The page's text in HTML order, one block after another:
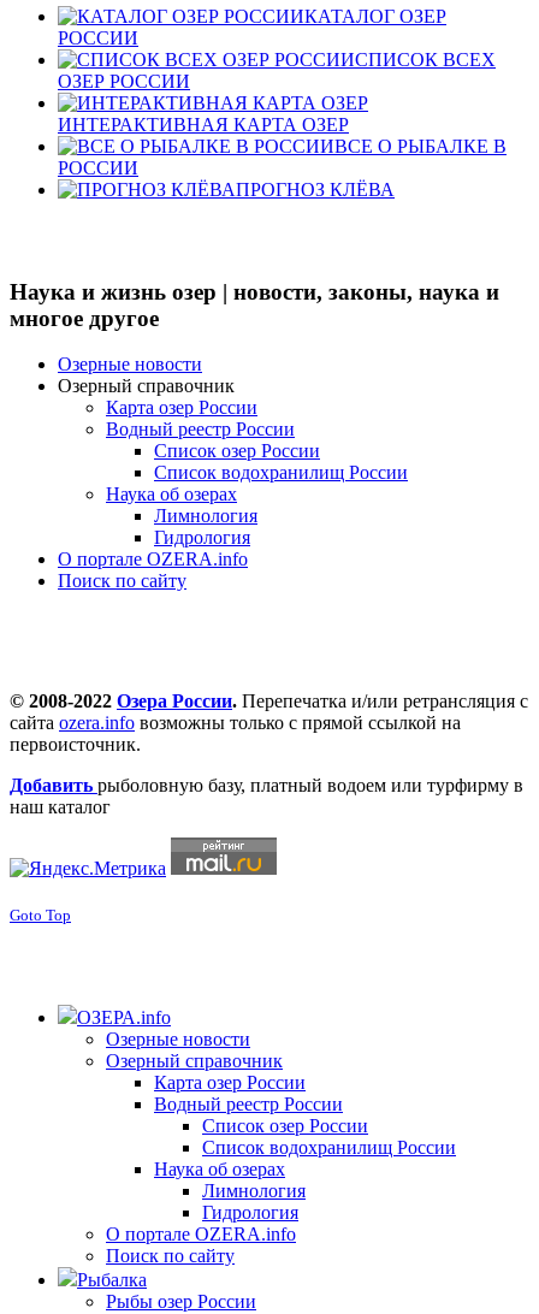
КАТАЛОГ ОЗЕР
РОССИИ
СПИСОК ВСЕХ
ОЗЕР РОССИИ
ИНТЕРАКТИВНАЯ КАРТА ОЗЕР
ВСЕ О РЫБАЛКЕ В
РОССИИ
ПРОГНОЗ КЛЁВА
Наука и жизнь озер | новости, законы, наука и
многое другое
Озерные новости
Озерный справочник
Карта озер России
Водный реестр России
Список озер России
Список водохранилищ России
Наука об озерах
Лимнология
Гидрология
О портале OZERA.info
Поиск по сайту
© 2008-2022 Озера России. Перепечатка и/или ретрансляция с
сайта ozera.info возможны только с прямой ссылкой на
первоисточник.
Добавить рыболовную базу, платный водоем или турфирму в
наш каталог
Goto Top
ОЗЕРА.info
Озерные новости
Озерный справочник
Карта озер России
Водный реестр России
Список озер России
Список водохранилищ России
Наука об озерах
Лимнология
Гидрология
О портале OZERA.info
Поиск по сайту
Рыбалка
Рыбы озер России